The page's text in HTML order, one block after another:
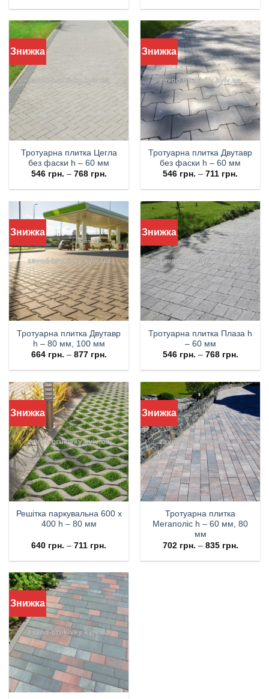
Знижка
Тротуарна плитка Цегла
без фаски h – 60 мм
546 грн. – 768 грн.
Знижка
Тротуарна плитка Двутавр
без фаски h – 60 мм
546 грн. – 711 грн.
Знижка
Тротуарна плитка Двутавр
h – 80 мм, 100 мм
664 грн. – 877 грн.
Знижка
Тротуарна плитка Плаза h
– 60 мм
546 грн. – 768 грн.
Знижка
Решітка паркувальна 600 х
400 h – 80 мм
640 грн. – 711 грн.
Знижка
Тротуарна плитка
Мегаполіс h – 60 мм, 80
мм
702 грн. – 835 грн.
Знижка